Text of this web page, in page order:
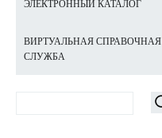
ЭЛЕКТРОННЫЙ КАТАЛОГ
ВИРТУАЛЬНАЯ СПРАВОЧНАЯ
СЛУЖБА